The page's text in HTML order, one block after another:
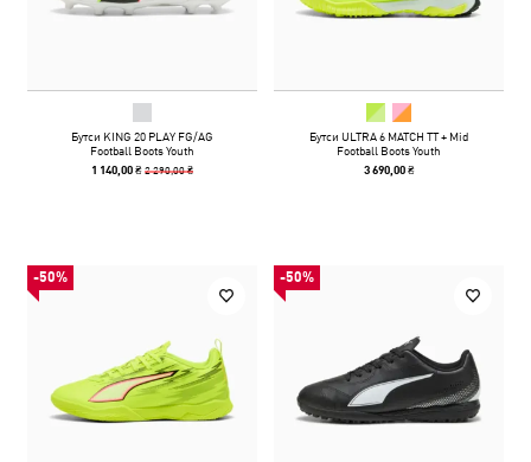
Бутси KING 20 PLAY FG/AG
Football Boots Youth
1 140,00 ₴2 290,00 ₴
Бутси ULTRA 6 MATCH TT + Mid
Football Boots Youth
3 690,00 ₴
-50% -50%